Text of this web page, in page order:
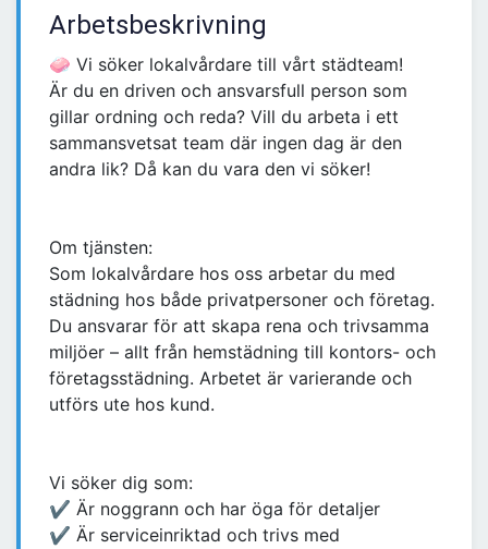
Arbetsbeskrivning
🧼 Vi söker lokalvårdare till vårt städteam!
Är du en driven och ansvarsfull person som
gillar ordning och reda? Vill du arbeta i ett
sammansvetsat team där ingen dag är den
andra lik? Då kan du vara den vi söker!
Om tjänsten:
Som lokalvårdare hos oss arbetar du med
städning hos både privatpersoner och företag.
Du ansvarar för att skapa rena och trivsamma
miljöer – allt från hemstädning till kontors- och
företagsstädning. Arbetet är varierande och
utförs ute hos kund.
Vi söker dig som:
✔ Är noggrann och har öga för detaljer
✔ Är serviceinriktad och trivs med